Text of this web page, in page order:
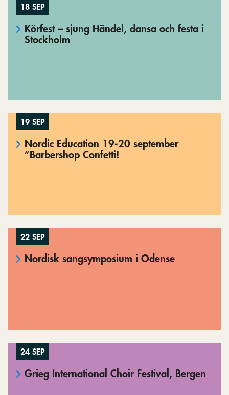
18 SEP
Körfest – sjung Händel, dansa och festa i
Stockholm
19 SEP
Nordic Education 19-20 september
”Barbershop Confetti!
22 SEP
Nordisk sangsymposium i Odense
24 SEP
Grieg International Choir Festival, Bergen